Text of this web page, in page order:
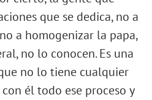
que se dedica, no a
a homogenizar la papa,
no lo conocen. Es una
no lo tiene cualquier
él todo ese proceso y